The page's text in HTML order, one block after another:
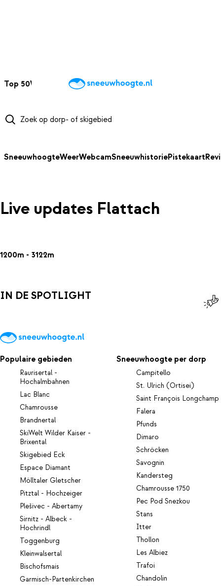
Top 50Webcams WintersportweerKaarten
SneeuwhoogteWeerWebcamSneeuwhistoriePistekaart
Live updates Flattach
1200m - 3122m
IN DE SPOTLIGHT
Populaire gebieden
Raurisertal -
Hochalmbahnen
Lac Blanc
Chamrousse
Brandnertal
SkiWelt Wilder Kaiser -
Brixental
Skigebied Eck
Espace Diamant
Mölltaler Gletscher
Pitztal - Hochzeiger
Plešivec - Abertamy
Sirnitz - Albeck -
Hochrindl
Toggenburg
Kleinwalsertal
Bischofsmais
Garmisch-Partenkirchen
Sneeuwhoogte per dorp
Campitello
St. Ulrich (Ortisei)
Saint François Longchamp
Falera
Pfunds
Dimaro
Schröcken
Savognin
Kandersteg
Chamrousse 1750
Pec Pod Snezkou
Stans
Itter
Thollon
Les Albiez
Trafoi
Chandolin